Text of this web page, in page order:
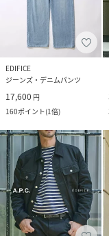
EDIFICE
ジーンズ・デニムパンツ
17,600 円
160ポイント(1倍)